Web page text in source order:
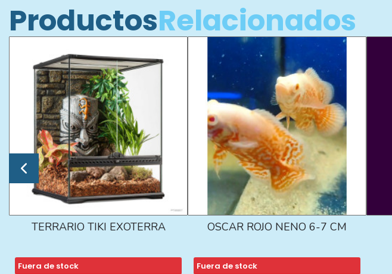
ProductosRelacionados
TERRARIO TIKI EXOTERRA
Fuera de stock
OSCAR ROJO NENO 6-7 CM
Fuera de stock